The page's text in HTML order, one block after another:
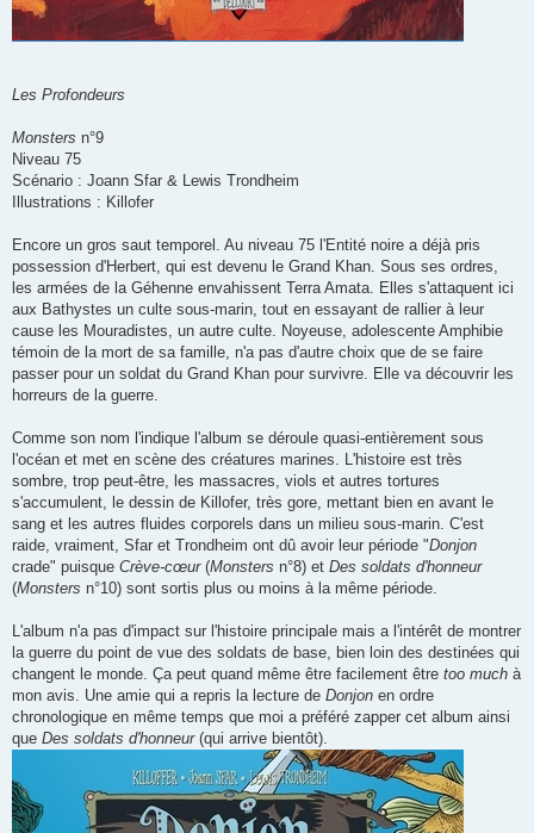
Les Profondeurs
Monsters n°9
Niveau 75
Scénario : Joann Sfar & Lewis Trondheim
Illustrations : Killofer
Encore un gros saut temporel. Au niveau 75 l'Entité noire a déjà pris
possession d'Herbert, qui est devenu le Grand Khan. Sous ses ordres,
les armées de la Géhenne envahissent Terra Amata. Elles s'attaquent ici
aux Bathystes un culte sous-marin, tout en essayant de rallier à leur
cause les Mouradistes, un autre culte. Noyeuse, adolescente Amphibie
témoin de la mort de sa famille, n'a pas d'autre choix que de se faire
passer pour un soldat du Grand Khan pour survivre. Elle va découvrir les
horreurs de la guerre.
Comme son nom l'indique l'album se déroule quasi-entièrement sous
l'océan et met en scène des créatures marines. L'histoire est très
sombre, trop peut-être, les massacres, viols et autres tortures
s'accumulent, le dessin de Killofer, très gore, mettant bien en avant le
sang et les autres fluides corporels dans un milieu sous-marin. C'est
raide, vraiment, Sfar et Trondheim ont dû avoir leur période "Donjon
crade" puisque Crève-cœur(Monsters n°8) et Des soldats d'honneur
(Monsters n°10) sont sortis plus ou moins à la même période.
L'album n'a pas d'impact sur l'histoire principale mais a l'intérêt de montrer
la guerre du point de vue des soldats de base, bien loin des destinées qui
changent le monde. Ça peut quand même être facilement être too much à
mon avis. Une amie qui a repris la lecture de Donjon en ordre
chronologique en même temps que moi a préféré zapper cet album ainsi
que Des soldats d'honneur(qui arrive bientôt).